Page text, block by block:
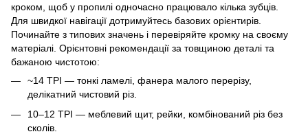
кроком, щоб у пропилі одночасно працювало кілька зубців.
Для швидкої навігації дотримуйтесь базових орієнтирів.
Починайте з типових значень і перевіряйте кромку на своєму
матеріалі. Орієнтовні рекомендації за товщиною деталі та
бажаною чистотою:
~14 TPI — тонкі ламелі, фанера малого перерізу,
делікатний чистовий різ.
10–12 TPI — меблевий щит, рейки, комбінований різ без
сколів.